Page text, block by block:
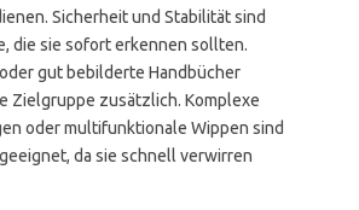
Sicherheit und Stabilität sind
die sie sofort erkennen sollten.
gut bebilderte Handbücher
Zielgruppe zusätzlich. Komplexe
oder multifunktionale Wippen sind
da sie schnell verwirren